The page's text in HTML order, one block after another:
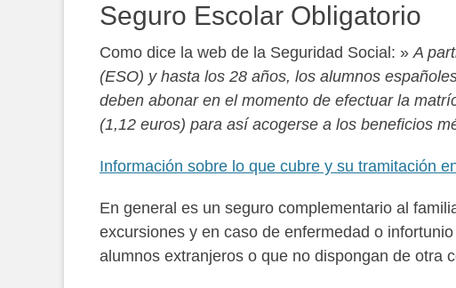
Seguro Escolar Obligatorio
Como dice la web de la Seguridad Social: »A
(ESO) y hasta los 28 años, los alumnos
deben abonar en el momento de efectuar la
(1,12 euros) para así acogerse a los beneficios
Información sobre lo que cubre y su tramitación
En general es un seguro complementario al
excursiones y en caso de enfermedad o
alumnos extranjeros o que no dispongan de otra